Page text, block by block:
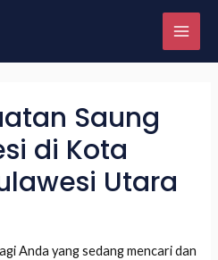
Saung
di Kota
Utara
Anda yang sedang mencari dan